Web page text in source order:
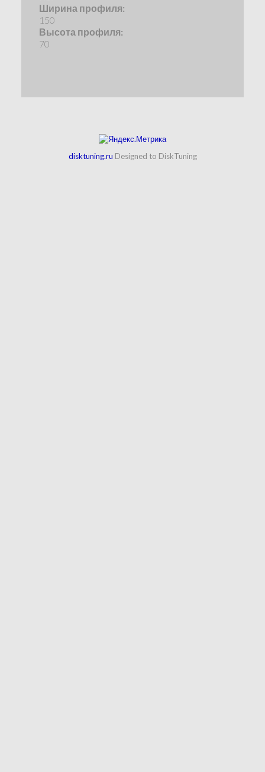
Ширина профиля:
150
Высота профиля:
70
disktuning.ru Designed to DiskTuning